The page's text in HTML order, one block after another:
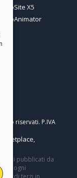
WebSite X5
WebAnimator
riservati. P.IVA
,
pubblicati da
ogni
di terzi in